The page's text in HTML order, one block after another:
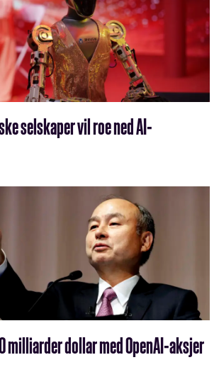
selskaper vil roe ned AI-
milliarder dollar med OpenAI-aksjer